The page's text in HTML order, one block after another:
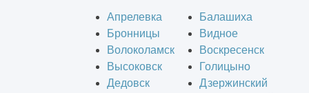
Апрелевка
Балашиха
Бронницы
Видное
Волоколамск
Воскресенск
Высоковск
Голицыно
Дедовск
Дзержинский